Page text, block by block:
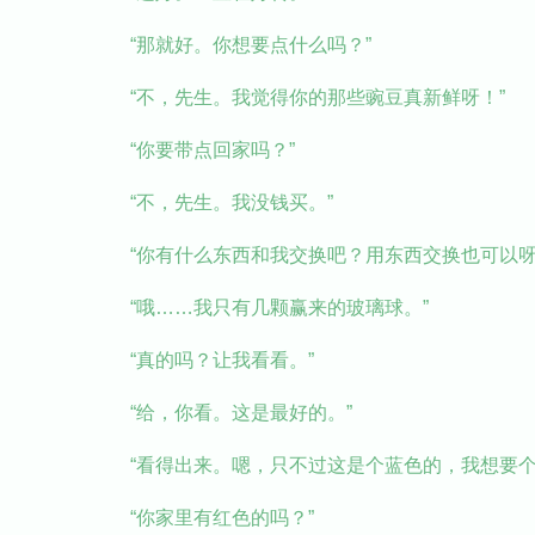
“那就好。你想要点什么吗？”
“不，先生。我觉得你的那些豌豆真新鲜呀！”
“你要带点回家吗？”
“不，先生。我没钱买。”
“你有什么东西和我交换吧？用东西交换也可以
“哦……我只有几颗赢来的玻璃球。”
“真的吗？让我看看。”
“给，你看。这是最好的。”
“看得出来。嗯，只不过这是个蓝色的，我想要个
“你家里有红色的吗？”